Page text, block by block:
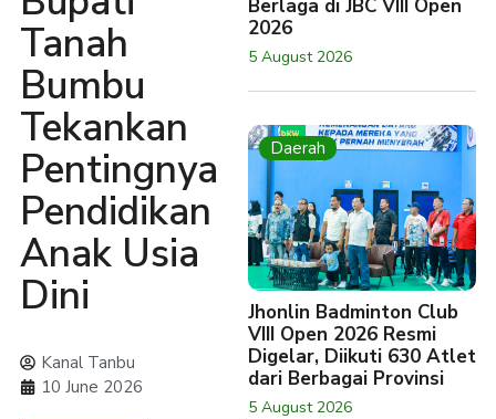
Tanah
Bumbu
Tekankan
Pentingnya
Pendidikan
Anak Usia
Dini
Kanal Tanbu
10 June 2026
Berlaga di JBC VIII Open
2026
5 August 2026
Daerah
Jhonlin Badminton Club
VIII Open 2026 Resmi
Digelar, Diikuti 630 Atlet
dari Berbagai Provinsi
5 August 2026